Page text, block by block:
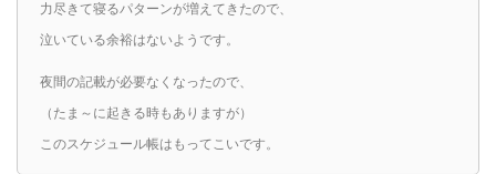
力尽きて寝るパターンが増えてきたので、
泣いている余裕はないようです。
夜間の記載が必要なくなったので、
（たま～に起きる時もありますが）
このスケジュール帳はもってこいです。